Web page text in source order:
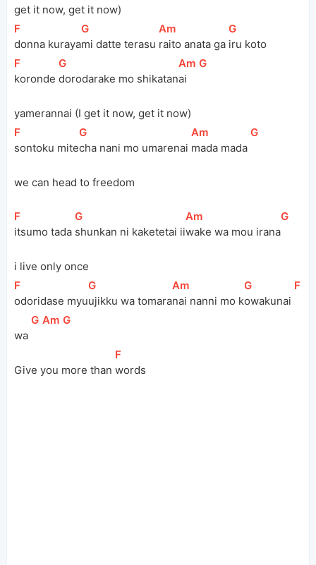
get it now, get it now)
[F
donna kuraya
[
G
mi datte terasu
[
Am
raito anata ga
[
G
iru koto
[F
koronde
[
G
dorodarake mo shikatan
[
Am ]
ai
[
G
yamerannai (I get it now, get it now)
[F
sontoku mite
[
G
cha nani mo umarenai
[
Am
mada mada
[
G
we can head to freedom
[F
itsumo tada
[
G
shunkan ni kaketetai ii
[
Am
wake wa mou irana
[
G
i live only once
[F
odoridase myu
[
G
ujikku wa tomara
[
Am
nai nanni mo k
[
G
owakunai
[F
wa
[
G ]
[
Am ]
[
G
Give you more than
[F
words